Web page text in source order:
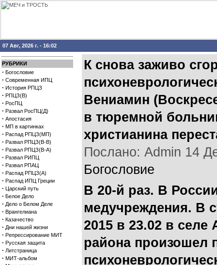
07 Авг, 2026 г. - 16:02
РУБРИКИ
· Богословие
· Современная ИПЦ
· История РПЦЗ
· РПЦЗ(В)
· РосПЦ
· Развал РосПЦ(Д)
· Апостасия
· МП в картинках
· Распад РПЦЗ(МП)
· Развал РПЦЗ(В-В)
· Развал РПЦЗ(В-А)
· Развал РИПЦ
· Развал РПАЦ
· Распад РПЦЗ(А)
· Распад ИПЦ Греции
· Царский путь
· Белое Дело
· Дело о Белом Деле
· Врангелиана
· Казачество
· Дни нашей жизни
· Репрессирование МИТ
· Русская защита
· Литстраница
· МИТ-альбом
К снова заживо
Вениамин
в тюремной
христианина
Послано: Admin 14
Богословие
В 20-й раз. В
медучреждения. В
2015 в 23.02 в
района произошел